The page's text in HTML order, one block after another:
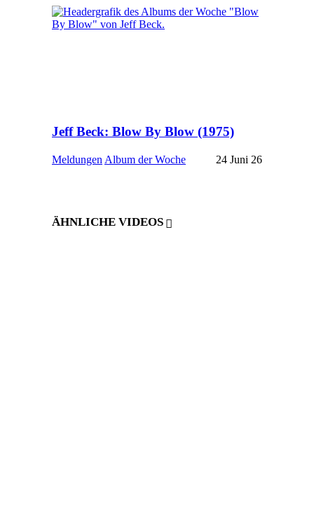
Jeff Beck: Blow By Blow (1975)
Meldungen Album der Woche 24 Juni 26
ÄHNLICHE VIDEOS